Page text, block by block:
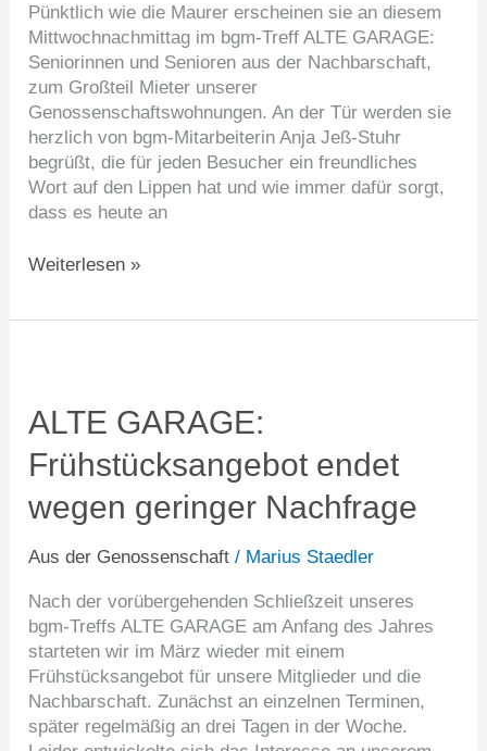
Pünktlich wie die Maurer erscheinen sie an diesem
Mittwochnachmittag im bgm-Treff ALTE GARAGE:
Seniorinnen und Senioren aus der Nachbarschaft,
zum Großteil Mieter unserer
Genossenschaftswohnungen. An der Tür werden sie
herzlich von bgm-Mitarbeiterin Anja Jeß-Stuhr
begrüßt, die für jeden Besucher ein freundliches
Wort auf den Lippen hat und wie immer dafür sorgt,
dass es heute an
Weiterlesen »
ALTE GARAGE:
Frühstücksangebot endet
wegen geringer Nachfrage
Aus der Genossenschaft / Marius Staedler
Nach der vorübergehenden Schließzeit unseres
bgm-Treffs ALTE GARAGE am Anfang des Jahres
starteten wir im März wieder mit einem
Frühstücksangebot für unsere Mitglieder und die
Nachbarschaft. Zunächst an einzelnen Terminen,
später regelmäßig an drei Tagen in der Woche.
Frühstücksangebot
endet
wegen
Nachfrage